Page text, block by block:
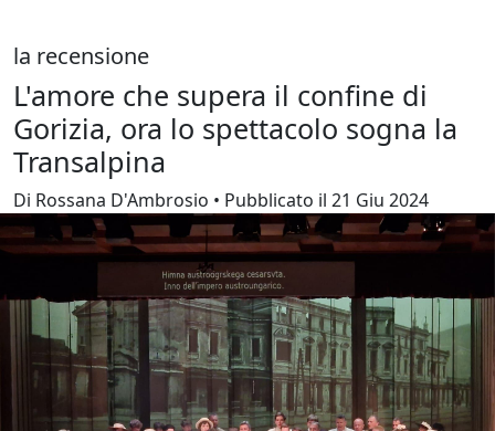
la recensione
L'amore che supera il confine di
Gorizia, ora lo spettacolo sogna la
Transalpina
Di Rossana D'Ambrosio • Pubblicato il 21 Giu 2024